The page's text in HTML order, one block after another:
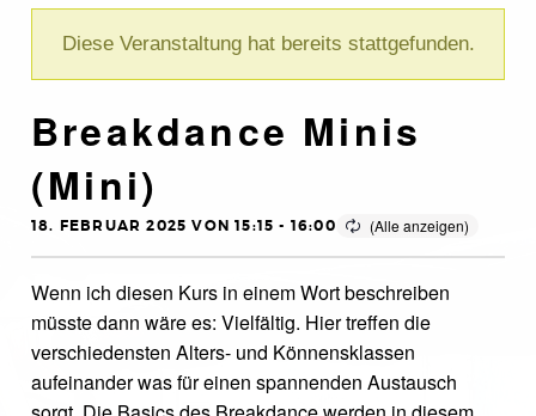
Diese Veranstaltung hat bereits stattgefunden.
Breakdance Minis
(Mini)
18. FEBRUAR 2025 VON 15:15 - 16:00
Wenn ich diesen Kurs in einem Wort beschreiben
müsste dann wäre es: Vielfältig. Hier treffen die
verschiedensten Alters- und Könnensklassen
aufeinander was für einen spannenden Austausch